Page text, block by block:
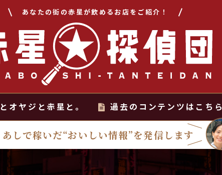
あなたの街の赤星が飲めるお店をご紹介！
オヤジと赤星と。 過去のコンテンツはこちら
あしで稼いだ“おいしい情報”を発信します